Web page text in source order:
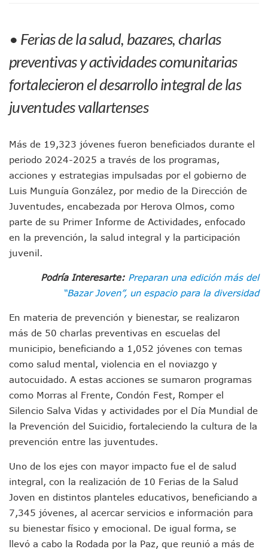
En PV Encabezan Preferencias Morena Y Juan Carlos
Cae El “R1”, Presunto Autor Intelectual Del Homicidio De
Muere Manolo Solo, Actor De “El Laberinto Del Fauno”, A
Citan A Siete Integrantes De La Semar Por Investigación
IMSS Invierte 12.6 MDP En Remodelar Urgencias Del
Accidente En Un RZR, Principal Hipótesis Por La Muerte
Este Viernes, Lemus Inaugurará El Sistema De
Morena Cierra Filas Por La Defensa Del Agua De Calidad
Hallazgo De Yareli Colmenares Tovar Eleva A 4 Cuerpos
Regresa A Puerto Vallarta La Premiación Nacional De La
Ra Aguilar Acompaña A Cientos De Familias En Las
Oleaje Y Riesgo Por Cocodrilos Mantienen Restricciones
Poderoso Terremoto Destruye Edificios Y Puentes En
Munguía Es El Sexto Mejor Alcalde De Jalisco, Según
ATM Incorpora 20 Nuevos Camiones Al Corredor Bahía
Colectivos Piden A Lemus Más Ministerios Públicos Para
Caída De “El Mencho” Elevó Percepción De Inseguridad
Mercado Vallarta Incluye Reúne A Emprendedores Locales
Morenistas Imparten Taller En Puerto Vallarta
CEDHJ Señala Violaciones A Derechos De Víctima De
Ayutla Bajo Investigación Tras Reporte De Posible
Maleza Crece En Camellones De La Principal Avenida
Lluvias E Inundaciones No Detienen El Transporte Público
Bruno Blancas Reúne A Especialistas Para Analizar La
Entregan Aparato Auditivo A Don Juan Ramírez En Puerto
Huracán En Formación Podría Generar Oleaje Elevado En
Viajar A Puerto Vallarta Este Verano Puede Costar Hasta
Buscan Reducir Riesgos Por Cocodrilos En Playas De
Plantean “Ley Don Juanito” Al Diputado Federal Bruno
Vecinos De La Playita Reciben A Juan Carlos Castro
• Ferias de la salud, bazares, charlas
preventivas y actividades comunitarias
fortalecieron el desarrollo integral de las
juventudes vallartenses
Más de 19,323 jóvenes fueron beneficiados durante el
periodo 2024-2025 a través de los programas,
acciones y estrategias impulsadas por el gobierno de
Luis Munguía González, por medio de la Dirección de
Juventudes, encabezada por Herova Olmos, como
parte de su Primer Informe de Actividades, enfocado
en la prevención, la salud integral y la participación
juvenil.
Podría Interesarte: Preparan una edición más del
“Bazar Joven”, un espacio para la diversidad
En materia de prevención y bienestar, se realizaron
más de 50 charlas preventivas en escuelas del
municipio, beneficiando a 1,052 jóvenes con temas
como salud mental, violencia en el noviazgo y
autocuidado. A estas acciones se sumaron programas
como Morras al Frente, Condón Fest, Romper el
Silencio Salva Vidas y actividades por el Día Mundial de
la Prevención del Suicidio, fortaleciendo la cultura de la
prevención entre las juventudes.
Uno de los ejes con mayor impacto fue el de salud
integral, con la realización de 10 Ferias de la Salud
Joven en distintos planteles educativos, beneficiando a
7,345 jóvenes, al acercar servicios e información para
su bienestar físico y emocional. De igual forma, se
llevó a cabo la Rodada por la Paz, que reunió a más de